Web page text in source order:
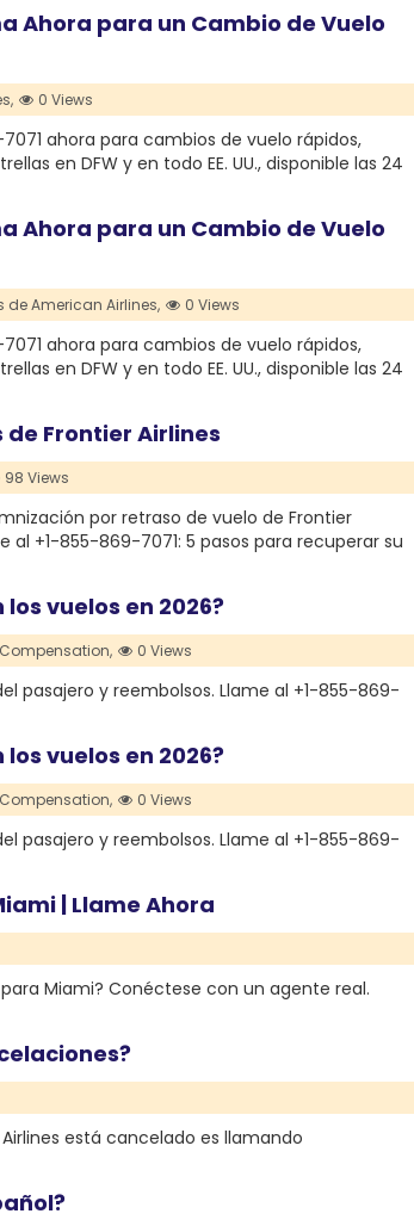
Ahora para un Cambio de Vuelo
0 Views
ahora para cambios de vuelo rápidos,
en DFW y en todo EE. UU., disponible las 24
Ahora para un Cambio de Vuelo
American Airlines, 0 Views
ahora para cambios de vuelo rápidos,
en DFW y en todo EE. UU., disponible las 24
Frontier Airlines
98 Views
por retraso de vuelo de Frontier
al +1-855-869-7071: 5 pasos para recuperar su
vuelos en 2026?
0 Views
pasajero y reembolsos. Llame al +1-855-869-
vuelos en 2026?
0 Views
pasajero y reembolsos. Llame al +1-855-869-
| Llame Ahora
Miami? Conéctese con un agente real.
está cancelado es llamando